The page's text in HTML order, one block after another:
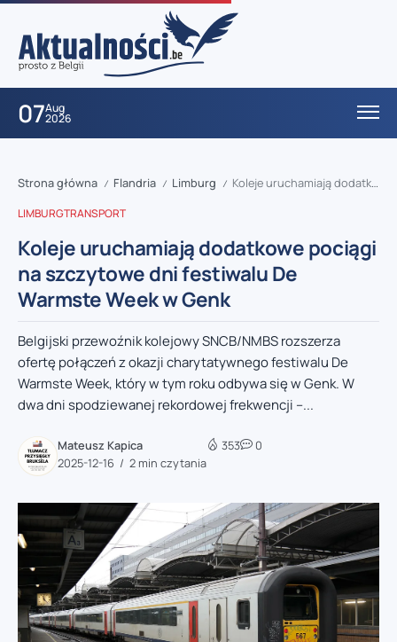
07Aug
2026
Strona główna / Flandria / Limburg / Koleje uruchamiają dodatkowe pociągi na szczytowe dni festiwalu De Warmste Week w Genk
LIMBURGTRANSPORT
Koleje uruchamiają dodatkowe pociągi
na szczytowe dni festiwalu De
Warmste Week w Genk
Belgijski przewoźnik kolejowy SNCB/NMBS rozszerza
ofertę połączeń z okazji charytatywnego festiwalu De
Warmste Week, który w tym roku odbywa się w Genk. W
dwa dni spodziewanej rekordowej frekwencji –...
Mateusz Kapica
2025-12-16
2 min czytania
353 0